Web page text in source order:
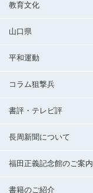
教育文化
山口県
平和運動
コラム狙撃兵
書評・テレビ評
長周新聞について
福田正義記念館のご案内
書籍のご紹介